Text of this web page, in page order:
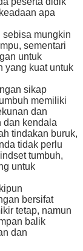
apa
sebisa mungkin
sementari
untuk
yang kuat untuk
sikap
memiliki
dan
dan kendala
tindakan buruk,
tidak perlu
tumbuh,
untuk
bersifat
tetap, namun
balik
dan